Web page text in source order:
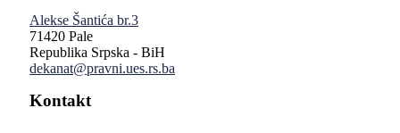
Alekse Šantića br.3
71420 Pale
Republika Srpska - BiH
dekanat@pravni.ues.rs.ba
Kontakt